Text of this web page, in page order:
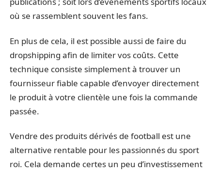
où se rassemblent souvent les fans.
En plus de cela, il est possible aussi de faire du
dropshipping afin de limiter vos coûts. Cette
technique consiste simplement à trouver un
fournisseur fiable capable d’envoyer directement
le produit à votre clientèle une fois la commande
passée.
Vendre des produits dérivés de football est une
alternative rentable pour les passionnés du sport
roi. Cela demande certes un peu d’investissement